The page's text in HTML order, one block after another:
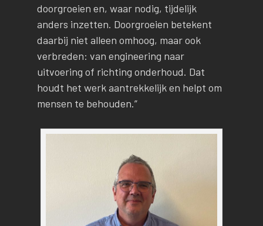
doorgroeien en, waar nodig, tijdelijk
anders inzetten. Doorgroeien betekent
daarbij niet alleen omhoog, maar ook
verbreden: van engineering naar
uitvoering of richting onderhoud. Dat
houdt het werk aantrekkelijk en helpt om
mensen te behouden.”